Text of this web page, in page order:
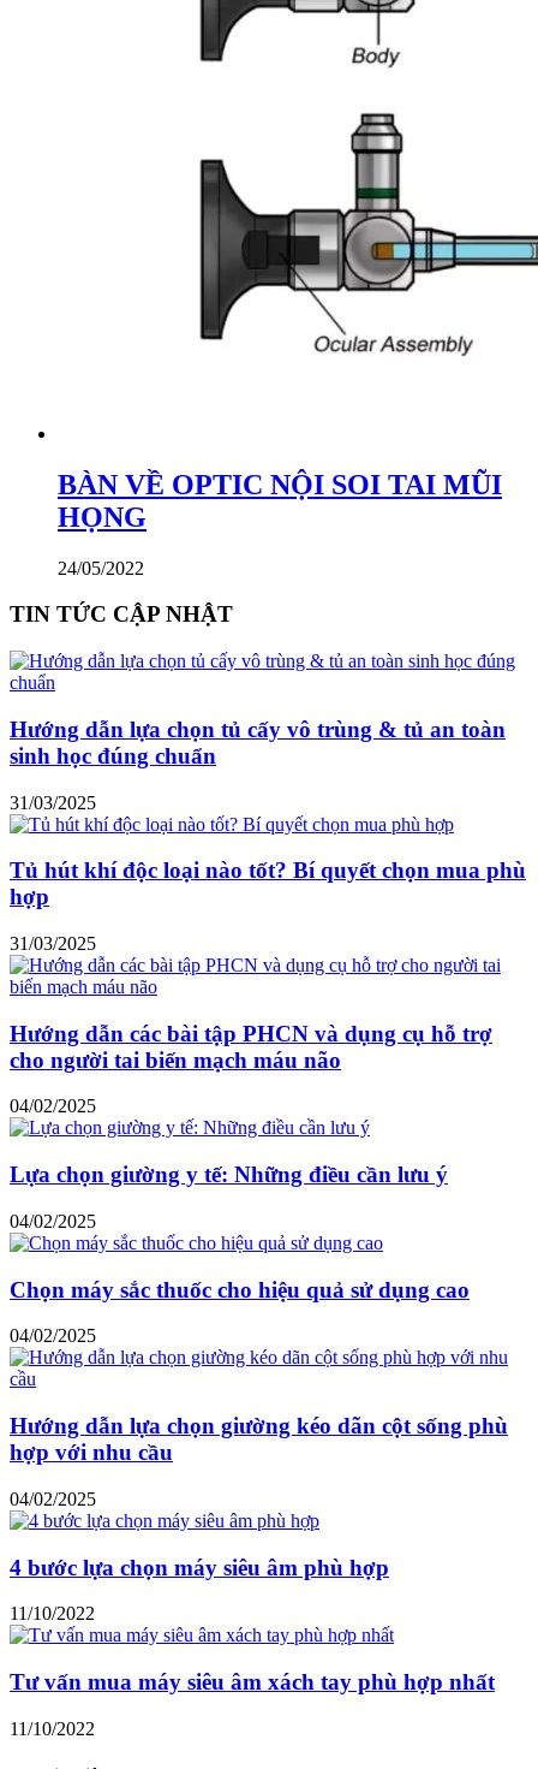
BÀN VỀ OPTIC NỘI SOI TAI MŨI
HỌNG
24/05/2022
TIN TỨC CẬP NHẬT
Hướng dẫn lựa chọn tủ cấy vô trùng & tủ an toàn
sinh học đúng chuẩn
31/03/2025
Tủ hút khí độc loại nào tốt? Bí quyết chọn mua phù
hợp
31/03/2025
Hướng dẫn các bài tập PHCN và dụng cụ hỗ trợ
cho người tai biến mạch máu não
04/02/2025
Lựa chọn giường y tế: Những điều cần lưu ý
04/02/2025
Chọn máy sắc thuốc cho hiệu quả sử dụng cao
04/02/2025
Hướng dẫn lựa chọn giường kéo dãn cột sống phù
hợp với nhu cầu
04/02/2025
4 bước lựa chọn máy siêu âm phù hợp
11/10/2022
Tư vấn mua máy siêu âm xách tay phù hợp nhất
11/10/2022